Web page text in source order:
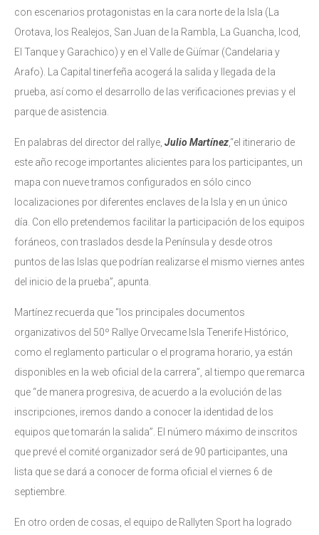
con escenarios protagonistas en la cara norte de la Isla (La
Orotava, los Realejos, San Juan de la Rambla, La Guancha, Icod,
El Tanque y Garachico) y en el Valle de Güímar (Candelaria y
Arafo). La Capital tinerfeña acogerá la salida y llegada de la
prueba, así como el desarrollo de las verificaciones previas y el
parque de asistencia.
En palabras del director del rallye, Julio Martínez,“el itinerario de
este año recoge importantes alicientes para los participantes, un
mapa con nueve tramos configurados en sólo cinco
localizaciones por diferentes enclaves de la Isla y en un único
día. Con ello pretendemos facilitar la participación de los equipos
foráneos, con traslados desde la Península y desde otros
puntos de las Islas que podrían realizarse el mismo viernes antes
del inicio de la prueba”, apunta.
Martínez recuerda que “los principales documentos
organizativos del 50º Rallye Orvecame Isla Tenerife Histórico,
como el reglamento particular o el programa horario, ya están
disponibles en la web oficial de la carrera”, al tiempo que remarca
que “de manera progresiva, de acuerdo a la evolución de las
inscripciones, iremos dando a conocer la identidad de los
equipos que tomarán la salida”. El número máximo de inscritos
que prevé el comité organizador será de 90 participantes, una
lista que se dará a conocer de forma oficial el viernes 6 de
septiembre.
En otro orden de cosas, el equipo de Rallyten Sport ha logrado